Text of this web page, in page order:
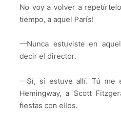
No voy a volver a
tiempo, a aquel París!
—Nunca estuviste en
decir el director.
—Sí, sí estuve allí. Tú me
Hemingway, a Scott
fiestas con ellos.